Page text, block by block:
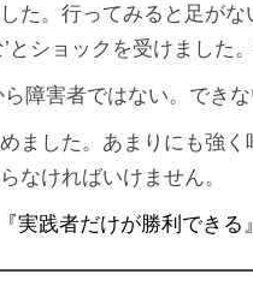
た。行ってみると足が
とショックを受けまし
障害者ではない。できな
ました。あまりにも強く
なければいけません。
践者だけが勝利できる』